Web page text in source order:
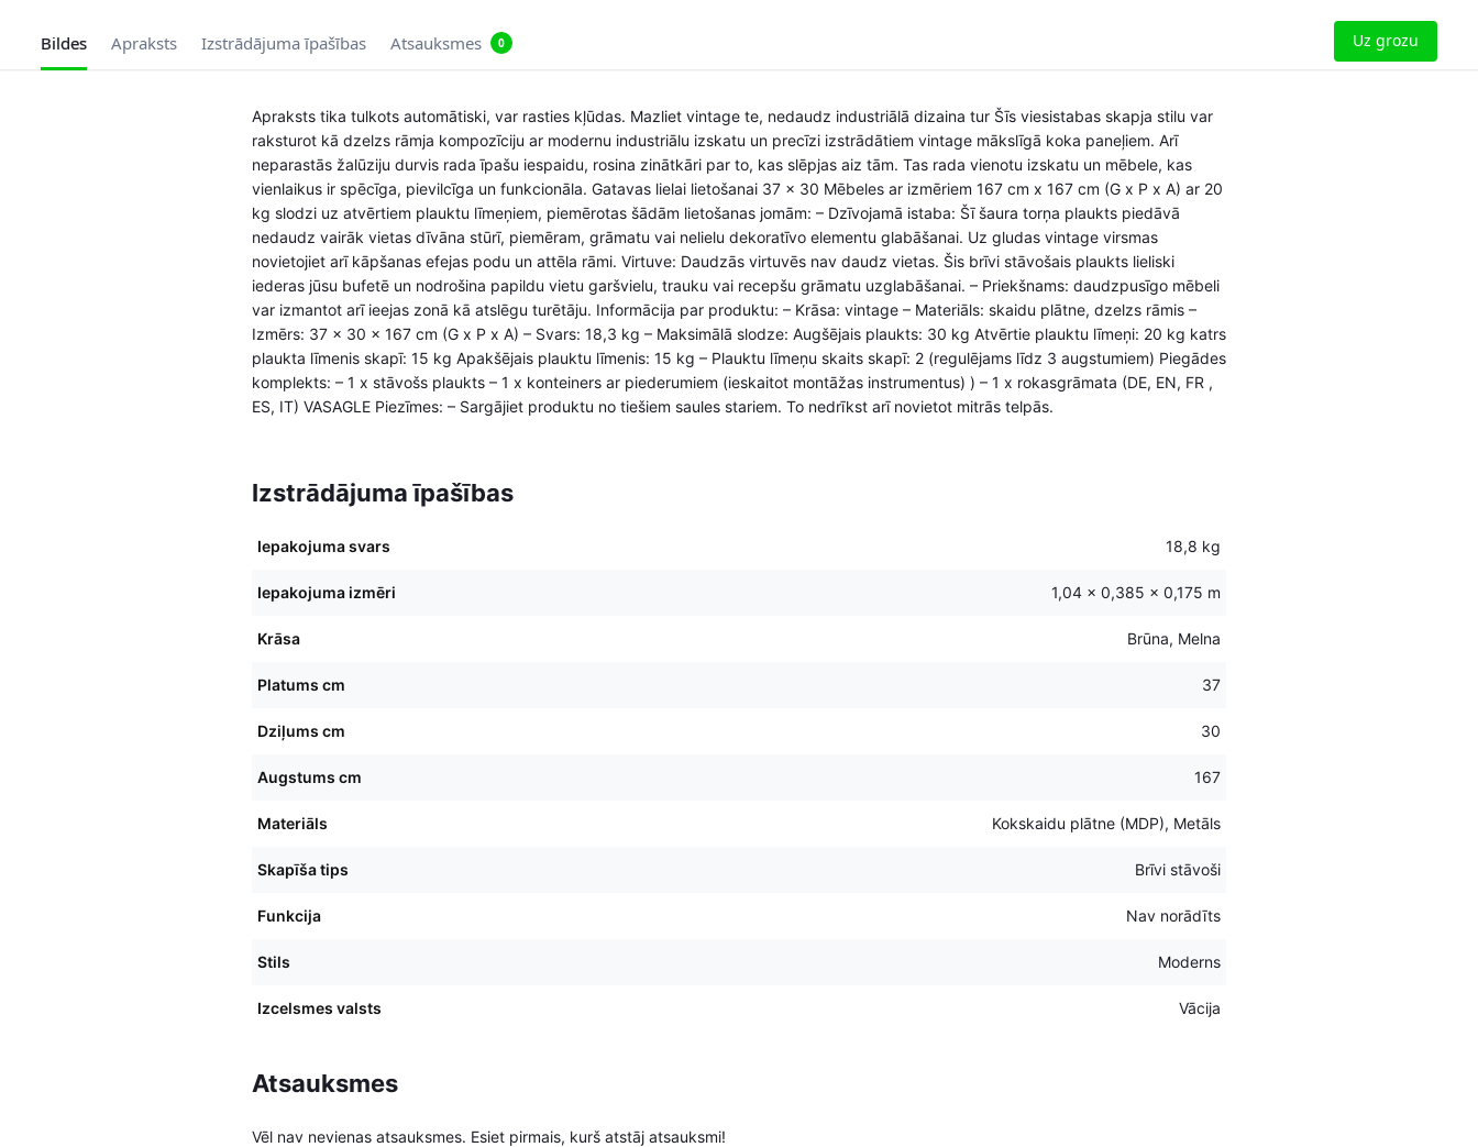
Bildes Apraksts Izstrādājuma īpašības Atsauksmes 0 Uz grozu
Apraksts tika tulkots automātiski, var rasties kļūdas. Mazliet vintage te, nedaudz industriālā dizaina tur Šīs viesistabas skapja stilu var
raksturot kā dzelzs rāmja kompozīciju ar modernu industriālu izskatu un precīzi izstrādātiem vintage mākslīgā koka paneļiem. Arī
neparastās žalūziju durvis rada īpašu iespaidu, rosina zinātkāri par to, kas slēpjas aiz tām. Tas rada vienotu izskatu un mēbele, kas
vienlaikus ir spēcīga, pievilcīga un funkcionāla. Gatavas lielai lietošanai 37 x 30 Mēbeles ar izmēriem 167 cm x 167 cm (G x P x A) ar 20
kg slodzi uz atvērtiem plauktu līmeņiem, piemērotas šādām lietošanas jomām: – Dzīvojamā istaba: Šī šaura torņa plaukts piedāvā
nedaudz vairāk vietas dīvāna stūrī, piemēram, grāmatu vai nelielu dekoratīvo elementu glabāšanai. Uz gludas vintage virsmas
novietojiet arī kāpšanas efejas podu un attēla rāmi. Virtuve: Daudzās virtuvēs nav daudz vietas. Šis brīvi stāvošais plaukts lieliski
iederas jūsu bufetē un nodrošina papildu vietu garšvielu, trauku vai recepšu grāmatu uzglabāšanai. – Priekšnams: daudzpusīgo mēbeli
var izmantot arī ieejas zonā kā atslēgu turētāju. Informācija par produktu: – Krāsa: vintage – Materiāls: skaidu plātne, dzelzs rāmis –
Izmērs: 37 x 30 x 167 cm (G x P x A) – Svars: 18,3 kg – Maksimālā slodze: Augšējais plaukts: 30 kg Atvērtie plauktu līmeņi: 20 kg katrs
plaukta līmenis skapī: 15 kg Apakšējais plauktu līmenis: 15 kg – Plauktu līmeņu skaits skapī: 2 (regulējams līdz 3 augstumiem) Piegādes
komplekts: – 1 x stāvošs plaukts – 1 x konteiners ar piederumiem (ieskaitot montāžas instrumentus) ) – 1 x rokasgrāmata (DE, EN, FR ,
ES, IT) VASAGLE Piezīmes: – Sargājiet produktu no tiešiem saules stariem. To nedrīkst arī novietot mitrās telpās.
Izstrādājuma īpašības
Iepakojuma svars 18,8 kg
Iepakojuma izmēri 1,04 × 0,385 × 0,175 m
Krāsa Brūna, Melna
Platums cm 37
Dziļums cm 30
Augstums cm 167
Materiāls Kokskaidu plātne (MDP), Metāls
Skapīša tips Brīvi stāvoši
Funkcija Nav norādīts
Stils Moderns
Izcelsmes valsts Vācija
Atsauksmes
Vēl nav nevienas atsauksmes. Esiet pirmais, kurš atstāj atsauksmi!